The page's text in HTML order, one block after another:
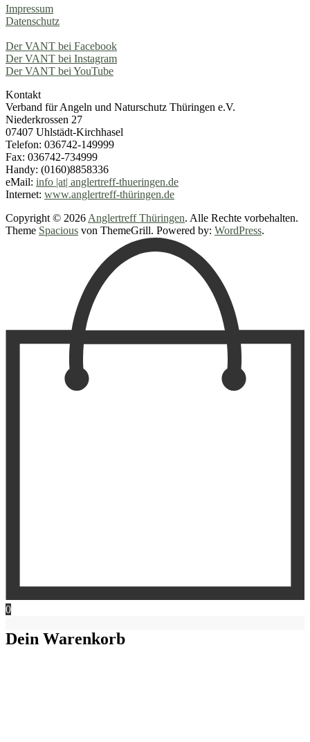
Impressum
Datenschutz
Der VANT bei Facebook
Der VANT bei Instagram
Der VANT bei YouTube
Kontakt
Verband für Angeln und Naturschutz Thüringen e.V.
Niederkrossen 27
07407 Uhlstädt-Kirchhasel
Telefon: 036742-149999
Fax: 036742-734999
Handy: (0160)8858336
eMail: info |at| anglertreff-thueringen.de
Internet: www.anglertreff-thüringen.de
Copyright © 2026 Anglertreff Thüringen. Alle Rechte vorbehalten.
Theme Spacious von ThemeGrill. Powered by: WordPress.
0
Dein Warenkorb